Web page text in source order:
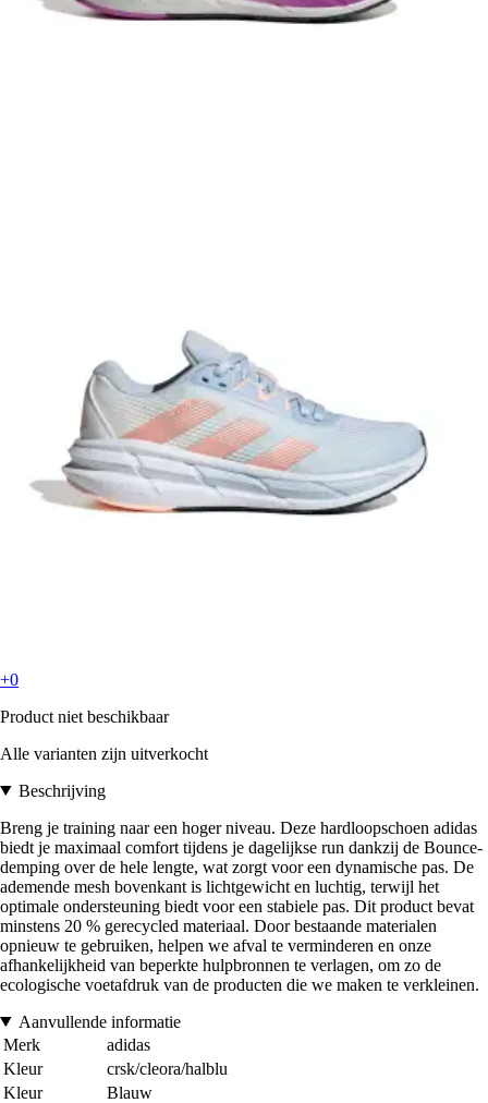
+0
Product niet beschikbaar
Alle varianten zijn uitverkocht
Beschrijving
Breng je training naar een hoger niveau. Deze hardloopschoen adidas
biedt je maximaal comfort tijdens je dagelijkse run dankzij de Bounce-
demping over de hele lengte, wat zorgt voor een dynamische pas. De
ademende mesh bovenkant is lichtgewicht en luchtig, terwijl het
optimale ondersteuning biedt voor een stabiele pas. Dit product bevat
minstens 20 % gerecycled materiaal. Door bestaande materialen
opnieuw te gebruiken, helpen we afval te verminderen en onze
afhankelijkheid van beperkte hulpbronnen te verlagen, om zo de
ecologische voetafdruk van de producten die we maken te verkleinen.
Aanvullende informatie
Merk
adidas
Kleur
crsk/cleora/halblu
Kleur
Blauw